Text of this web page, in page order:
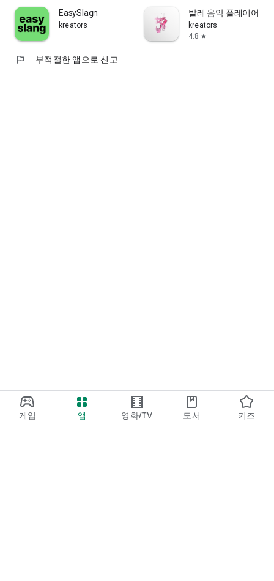
게임 앱 영화/TV 도서 키즈
- 베이킹 클래스나 공방 레시피를 나만의 노트로 정리하고 싶은
분
----
개발자 연락처 :
박상욱 에듀타운로 101
에듀하임 오피스텔, 1309 101동 1105호
EasySlagn
kreators
발레 음악 플레이어
kreators
4.8 star
flag 부적절한 앱으로 신고